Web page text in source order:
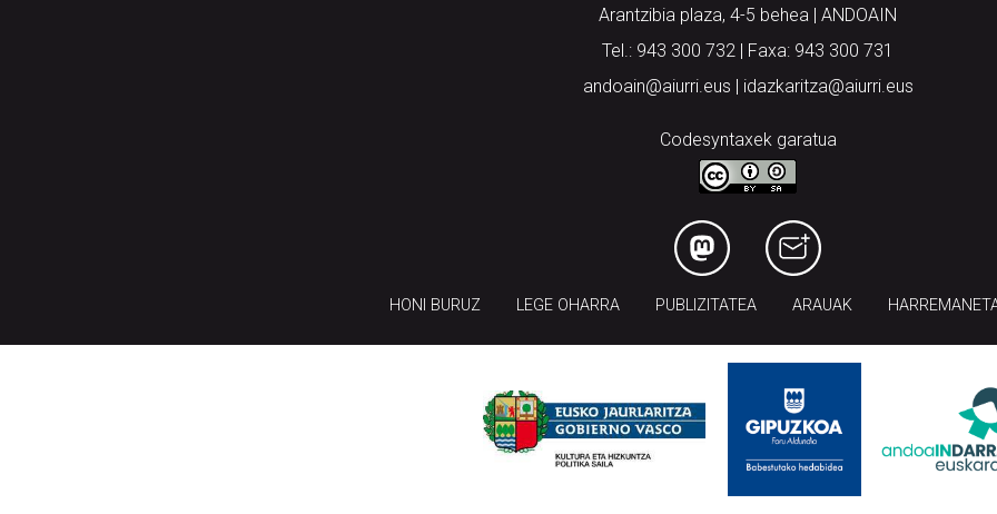
Arantzibia plaza, 4-5 behea | ANDOAIN
Tel.: 943 300 732 | Faxa: 943 300 731
andoain@aiurri.eus | idazkaritza@aiurri.eus
Codesyntaxek garatua
HONI BURUZ LEGE OHARRA PUBLIZITATEA ARAUAK